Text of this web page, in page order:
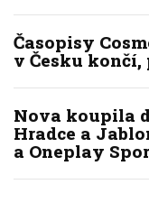
Časopisy
v Česku
Nova koupila
Hradce a
a Oneplay